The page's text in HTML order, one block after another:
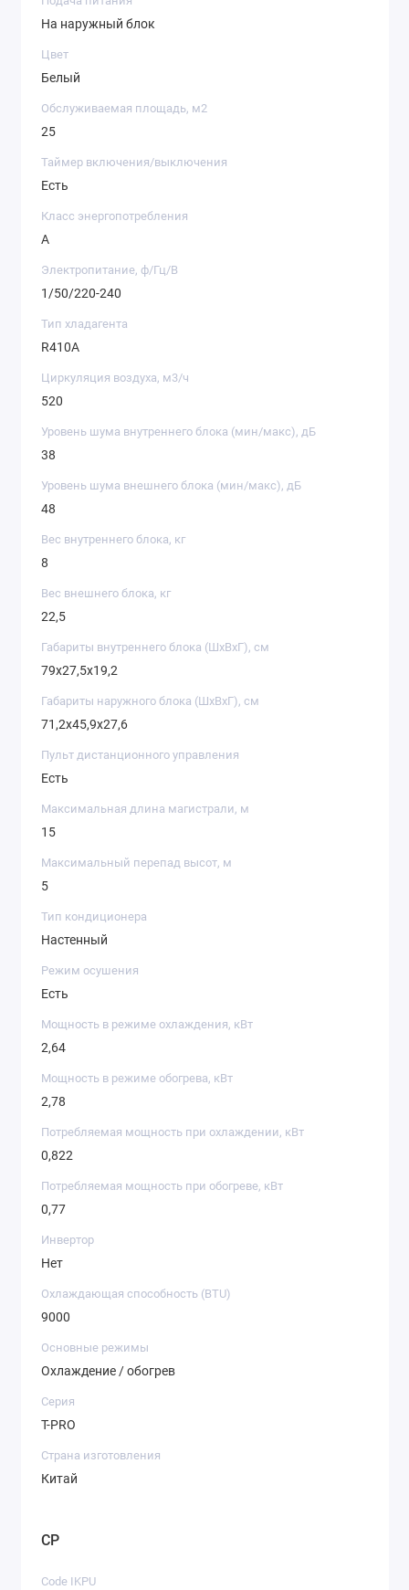
На наружный блок
Цвет
Белый
Обслуживаемая площадь, м2
25
Таймер включения/выключения
Есть
Класс энергопотребления
A
Электропитание, ф/Гц/В
1/50/220-240
Тип хладагента
R410A
Циркуляция воздуха, м3/ч
520
Уровень шума внутреннего блока (мин/макс), дБ
38
Уровень шума внешнего блока (мин/макс), дБ
48
Вес внутреннего блока, кг
8
Вес внешнего блока, кг
22,5
Габариты внутреннего блока (ШxВxГ), см
79х27,5х19,2
Габариты наружного блока (ШxВxГ), см
71,2х45,9х27,6
Пульт дистанционного управления
Есть
Максимальная длина магистрали, м
15
Максимальный перепад высот, м
5
Тип кондиционера
Настенный
Режим осушения
Есть
Мощность в режиме охлаждения, кВт
2,64
Мощность в режиме обогрева, кВт
2,78
Потребляемая мощность при охлаждении, кВт
0,822
Потребляемая мощность при обогреве, кВт
0,77
Инвертор
Нет
Охлаждающая способность (BTU)
9000
Основные режимы
Охлаждение / обогрев
Серия
T-PRO
Страна изготовления
Китай
CP
Code IKPU